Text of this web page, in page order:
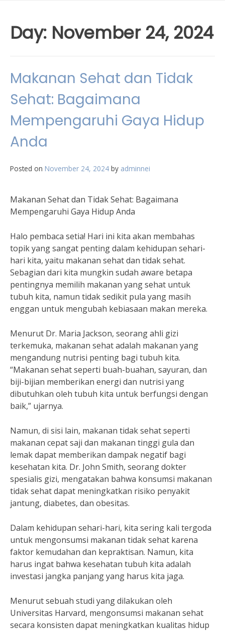
Day: November 24, 2024
Makanan Sehat dan Tidak
Sehat: Bagaimana
Mempengaruhi Gaya Hidup
Anda
Posted on November 24, 2024 by adminnei
Makanan Sehat dan Tidak Sehat: Bagaimana
Mempengaruhi Gaya Hidup Anda
Halo pembaca setia! Hari ini kita akan membahas
topik yang sangat penting dalam kehidupan sehari-
hari kita, yaitu makanan sehat dan tidak sehat.
Sebagian dari kita mungkin sudah aware betapa
pentingnya memilih makanan yang sehat untuk
tubuh kita, namun tidak sedikit pula yang masih
enggan untuk mengubah kebiasaan makan mereka.
Menurut Dr. Maria Jackson, seorang ahli gizi
terkemuka, makanan sehat adalah makanan yang
mengandung nutrisi penting bagi tubuh kita.
“Makanan sehat seperti buah-buahan, sayuran, dan
biji-bijian memberikan energi dan nutrisi yang
dibutuhkan oleh tubuh kita untuk berfungsi dengan
baik,” ujarnya.
Namun, di sisi lain, makanan tidak sehat seperti
makanan cepat saji dan makanan tinggi gula dan
lemak dapat memberikan dampak negatif bagi
kesehatan kita. Dr. John Smith, seorang dokter
spesialis gizi, mengatakan bahwa konsumsi makanan
tidak sehat dapat meningkatkan risiko penyakit
jantung, diabetes, dan obesitas.
Dalam kehidupan sehari-hari, kita sering kali tergoda
untuk mengonsumsi makanan tidak sehat karena
faktor kemudahan dan kepraktisan. Namun, kita
harus ingat bahwa kesehatan tubuh kita adalah
investasi jangka panjang yang harus kita jaga.
Menurut sebuah studi yang dilakukan oleh
Universitas Harvard, mengonsumsi makanan sehat
secara konsisten dapat meningkatkan kualitas hidup